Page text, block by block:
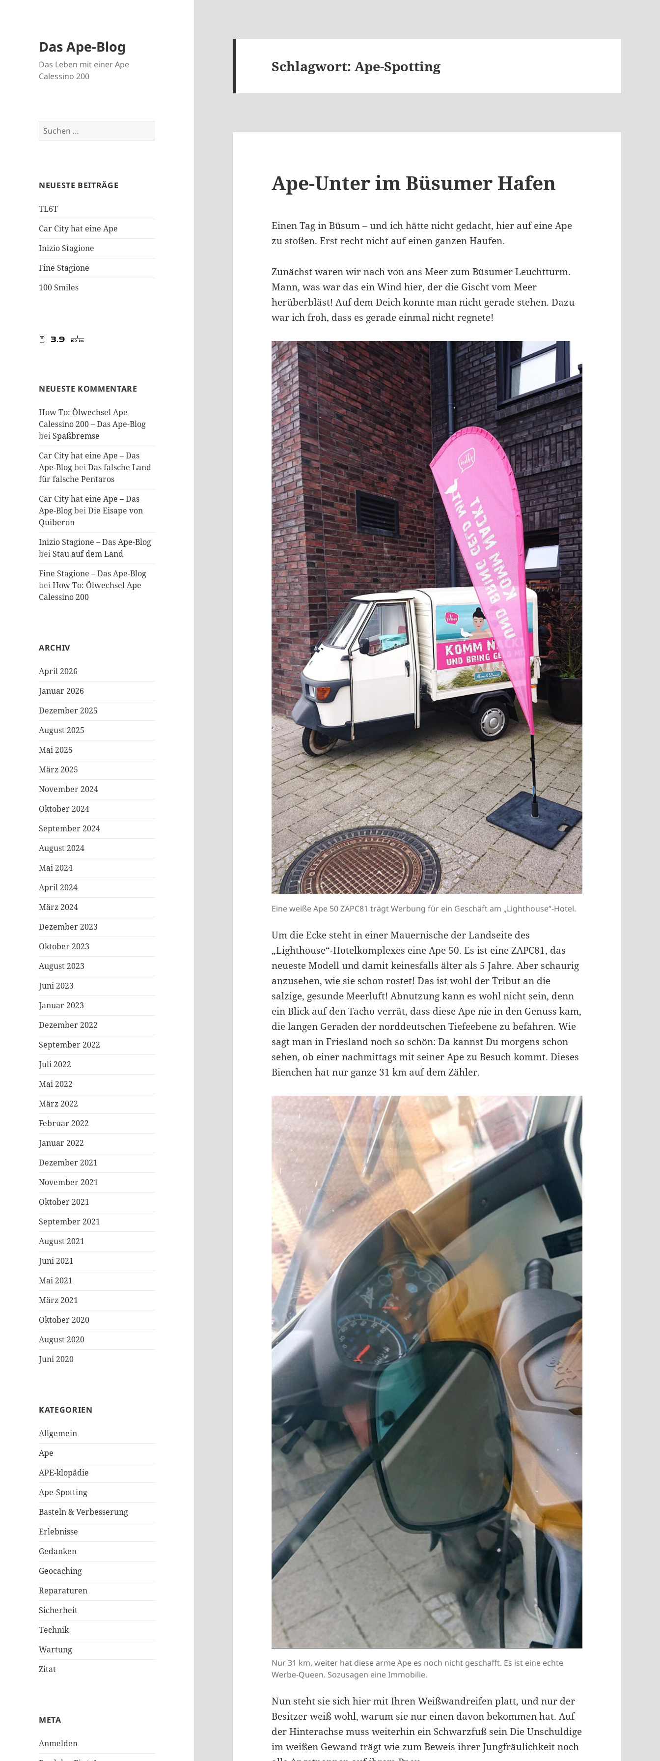
Das Ape-Blog
Das Leben mit einer Ape
Calessino 200
Suche
nach:
NEUESTE BEITRÄGE
TL6T
Car City hat eine Ape
Inizio Stagione
Fine Stagione
100 Smiles
NEUESTE KOMMENTARE
How To: Ölwechsel Ape
Calessino 200 – Das Ape-Blog
bei Spaßbremse
Car City hat eine Ape – Das
Ape-BlogbeiDas falsche Land
für falsche Pentaros
Car City hat eine Ape – Das
Ape-BlogbeiDie Eisape von
Quiberon
Inizio Stagione – Das Ape-Blog
bei Stau auf dem Land
Fine Stagione – Das Ape-Blog
beiHow To: Ölwechsel Ape
Calessino 200
ARCHIV
April 2026
Januar 2026
Dezember 2025
August 2025
Mai 2025
März 2025
November 2024
Oktober 2024
September 2024
August 2024
Mai 2024
April 2024
März 2024
Dezember 2023
Oktober 2023
August 2023
Juni 2023
Januar 2023
Dezember 2022
September 2022
Juli 2022
Mai 2022
März 2022
Februar 2022
Januar 2022
Dezember 2021
November 2021
Oktober 2021
September 2021
August 2021
Juni 2021
Mai 2021
März 2021
Oktober 2020
August 2020
Juni 2020
KATEGORIEN
Allgemein
Ape
APE-klopädie
Ape-Spotting
Basteln & Verbesserung
Erlebnisse
Gedanken
Geocaching
Reparaturen
Sicherheit
Technik
Wartung
Zitat
META
Anmelden
Schlagwort:Ape-Spotting
Ape-Unter im Büsumer Hafen
Einen Tag in Büsum – und ich hätte nicht gedacht, hier auf eine Ape
zu stoßen. Erst recht nicht auf einen ganzen Haufen.
Zunächst waren wir nach von ans Meer zum Büsumer Leuchtturm.
Mann, was war das ein Wind hier, der die Gischt vom Meer
herüberbläst! Auf dem Deich konnte man nicht gerade stehen. Dazu
war ich froh, dass es gerade einmal nicht regnete!
Eine weiße Ape 50 ZAPC81 trägt Werbung für ein Geschäft am „Lighthouse“-Hotel.
Um die Ecke steht in einer Mauernische der Landseite des
„Lighthouse“-Hotelkomplexes eine Ape 50. Es ist eine ZAPC81, das
neueste Modell und damit keinesfalls älter als 5 Jahre. Aber schaurig
anzusehen, wie sie schon rostet! Das ist wohl der Tribut an die
salzige, gesunde Meerluft! Abnutzung kann es wohl nicht sein, denn
ein Blick auf den Tacho verrät, dass diese Ape nie in den Genuss kam,
die langen Geraden der norddeutschen Tiefeebene zu befahren. Wie
sagt man in Friesland noch so schön: Da kannst Du morgens schon
sehen, ob einer nachmittags mit seiner Ape zu Besuch kommt. Dieses
Bienchen hat nur ganze 31 km auf dem Zähler.
Nur 31 km, weiter hat diese arme Ape es noch nicht geschafft. Es ist eine echte
Werbe-Queen. Sozusagen eine Immobilie.
Nun steht sie sich hier mit Ihren Weißwandreifen platt, und nur der
Besitzer weiß wohl, warum sie nur einen davon bekommen hat. Auf
der Hinterachse muss weiterhin ein Schwarzfuß sein Die Unschuldige
im weißen Gewand trägt wie zum Beweis ihrer Jungfräulichkeit noch